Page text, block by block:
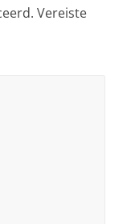
Vereiste